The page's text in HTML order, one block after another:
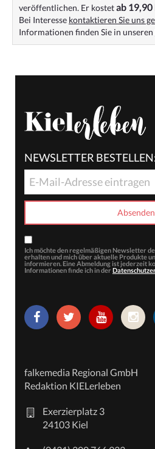
veröffentlichen. Er kostetab
Bei Interesse kontaktieren Sie uns
Informationen finden Sie in unseren
NEWSLETTER
Ich möchte den regelmäßigen Newsletter
erhalten und mich über aktuelle Produkte
informieren. Eine Abmeldung ist jederzeit
Informationen finde ich in der
falkemedia Regional GmbH
Redaktion KIELerleben
Exerzierplatz 3
24103 Kiel